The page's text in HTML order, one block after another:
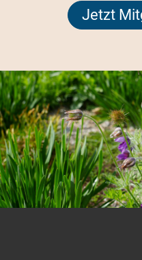
Jetzt